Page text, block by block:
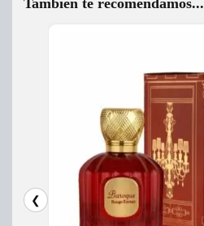
Tambien te recomendamos...
❮